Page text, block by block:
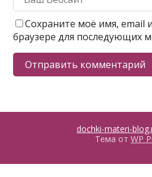
Сохраните моё имя, email
браузере для последующих
dochki-materi-
Тема от WP